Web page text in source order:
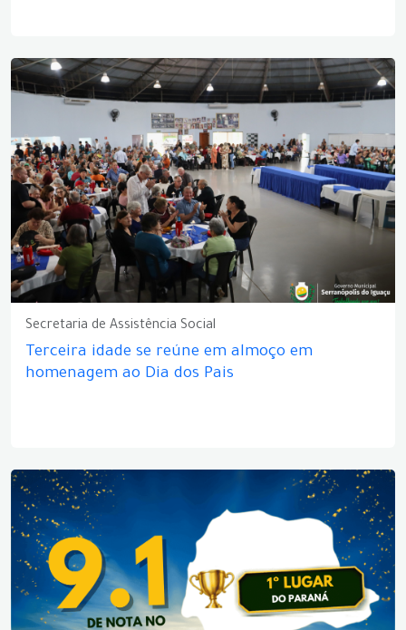
Secretaria de Assistência Social
Terceira idade se reúne em almoço em
homenagem ao Dia dos Pais